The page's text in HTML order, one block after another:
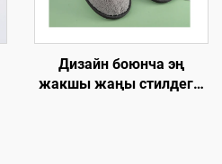
Дизайн боюнча эң
жакшы жаңы стилдеги,